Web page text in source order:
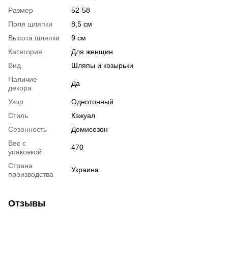
Размер
52-58
Поля шляпки
8,5 см
Высота шляпки
9 см
Категория
Для женщин
Вид
Шляпы и козырьки
Наличие
декора
Да
Узор
Однотонный
Стиль
Кэжуал
Сезонность
Демисезон
Вес с
упаковкой
470
Страна
производства
Украина
Отзывы